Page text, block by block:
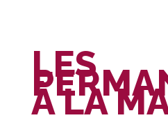
LES
À LA